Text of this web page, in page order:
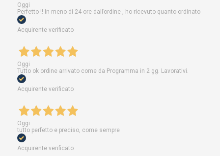
Oggi
Perfetto !! In meno di 24 ore dall’ordine , ho ricevuto quanto ordinato
Acquirente verificato
Oggi
Tutto ok ordine arrivato come da Programma in 2 gg. Lavorativi.
Acquirente verificato
Oggi
tutto perfetto e preciso, come sempre
Acquirente verificato